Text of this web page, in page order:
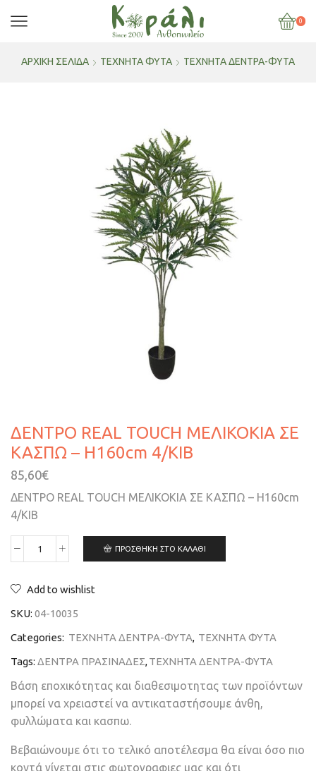
0
ΑΡΧΙΚΉ ΣΕΛΊΔΑ ΤΕΧΝΗΤΑ ΦΥΤΑ ΤΕΧΝΗΤΑ ΔΕΝΤΡΑ-ΦΥΤΑ
ΔΕΝΤΡΟ REAL TOUCH ΜΕΛΙΚΟΚΙΑ ΣΕ
ΚΑΣΠΩ – Η160cm 4/KIB
85,60€
ΔΕΝΤΡΟ REAL TOUCH ΜΕΛΙΚΟΚΙΑ ΣΕ ΚΑΣΠΩ – Η160cm
4/KIB
ΠΡΟΣΘΉΚΗ ΣΤΟ ΚΑΛΆΘΙ
Add to wishlist
SKU: 04-10035
Categories: ΤΕΧΝΗΤΑ ΔΕΝΤΡΑ-ΦΥΤΑ, ΤΕΧΝΗΤΑ ΦΥΤΑ
Tags: ΔΕΝΤΡΑ ΠΡΑΣΙΝΑΔΕΣ,ΤΕΧΝΗΤΑ ΔΕΝΤΡΑ-ΦΥΤΑ
Βάση εποχικότητας και διαθεσιμοτητας των προϊόντων
μπορεί να χρειαστεί να αντικαταστήσουμε άνθη,
φυλλώματα και κασπω.
Βεβαιώνουμε ότι το τελικό αποτέλεσμα θα είναι όσο πιο
κοντά γίνεται στις φωτογραφιες μας και ότι